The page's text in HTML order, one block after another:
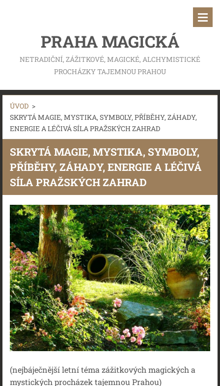
PRAHA MAGICKÁ
NETRADIČNÍ, ZÁŽITKOVÉ, MAGICKÉ, ALCHYMISTICKÉ
PROCHÁZKY TAJEMNOU PRAHOU
ÚVOD >
SKRYTÁ MAGIE, MYSTIKA, SYMBOLY, PŘÍBĚHY, ZÁHADY,
ENERGIE A LÉČIVÁ SÍLA PRAŽSKÝCH ZAHRAD
SKRYTÁ MAGIE, MYSTIKA, SYMBOLY,
PŘÍBĚHY, ZÁHADY, ENERGIE A LÉČIVÁ
SÍLA PRAŽSKÝCH ZAHRAD
(nejbáječnější letní téma zážitkových magických a
mystických procházek tajemnou Prahou)